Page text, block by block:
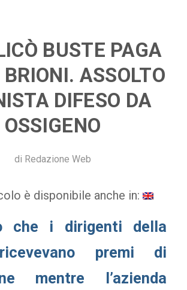
BUSTE PAGA
ASSOLTO
DIFESO DA
OSSIGENO
di Redazione Web
è disponibile anche in:
che i dirigenti della
premi di
mentre l’azienda